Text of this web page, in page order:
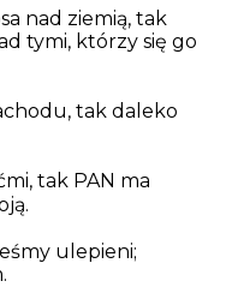
nad ziemią, tak
tymi, którzy się go
tak daleko
tak PAN ma
ulepieni;